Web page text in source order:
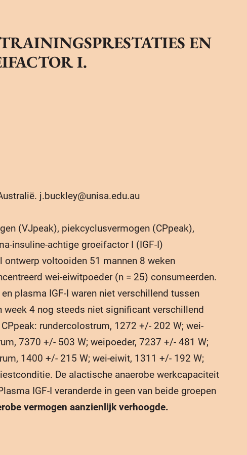
EN
I.
j.buckley@unisa.edu.au
(VJpeak), piekcyclusvermogen (CPpeak),
insuline-achtige groeifactor I (IGF-I)
voltooiden 51 mannen 8 weken
wei-eiwitpoeder (n = 25) consumeerden.
plasma IGF-I waren niet verschillend tussen
4 nog steeds niet significant verschillend
rundercolostrum, 1272 +/- 202 W; wei-
7370 +/- 503 W; weipoeder, 7237 +/- 481 W;
1400 +/- 215 W; wei-eiwit, 1311 +/- 192 W;
De alactische anaerobe werkcapaciteit
IGF-I veranderde in geen van beide groepen
vermogen aanzienlijk verhoogde.